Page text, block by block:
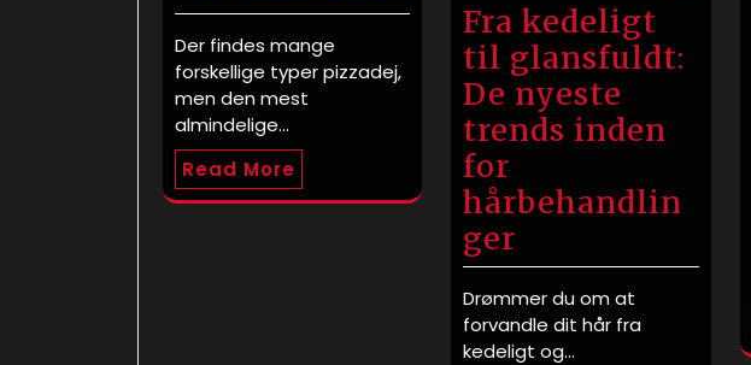
Der findes mange
forskellige typer pizzadej,
men den mest
almindelige…
Read More
Fra kedeligt
til glansfuldt:
De nyeste
trends inden
for
hårbehandlin
ger
Drømmer du om at
forvandle dit hår fra
kedeligt og…